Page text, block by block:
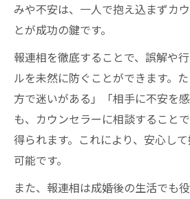
みや不安は、一人で抱え込まずカ
とが成功の鍵です。
報連相を徹底することで、誤解や
ルを未然に防ぐことができます。
方で迷いがある」「相手に不安を
も、カウンセラーに相談すること
得られます。これにより、安心し
可能です。
また、報連相は成婚後の生活でも